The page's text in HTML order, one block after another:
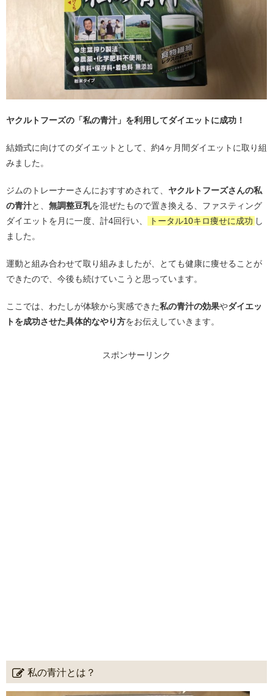
ヤクルトフーズの「私の青汁」を利用してダイエットに成功！
結婚式に向けてのダイエットとして、約4ヶ月間ダイエットに取り組
みました。
ジムのトレーナーさんにおすすめされて、 ヤクルトフーズさんの私
の青汁と、 無調整豆乳を混ぜたもので置き換える、ファスティング
ダイエットを月に一度、計4回行い、
トータル10キロ痩せに成功 し
ました。
運動と組み合わせて取り組みましたが、とても健康に痩せることが
できたので、今後も続けていこうと思っています。
ここでは、わたしが体験から実感できた私の青汁の効果やダイエッ
トを成功させた具体的なやり方をお伝えしていきます。
スポンサーリンク
私の青汁とは？